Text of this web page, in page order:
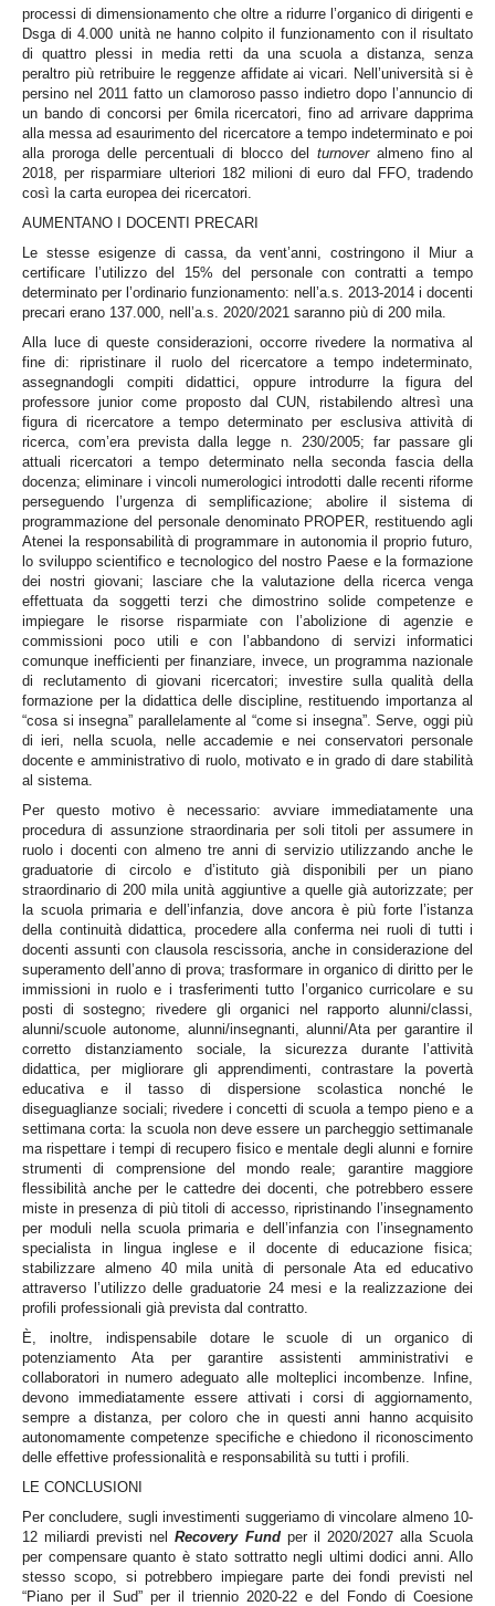
processi di dimensionamento che oltre a ridurre l’organico di dirigenti e
Dsga di 4.000 unità ne hanno colpito il funzionamento con il risultato
di quattro plessi in media retti da una scuola a distanza, senza
peraltro più retribuire le reggenze affidate ai vicari. Nell’università si è
persino nel 2011 fatto un clamoroso passo indietro dopo l’annuncio di
un bando di concorsi per 6mila ricercatori, fino ad arrivare dapprima
alla messa ad esaurimento del ricercatore a tempo indeterminato e poi
alla proroga delle percentuali di blocco del turnoveralmeno fino al
2018, per risparmiare ulteriori 182 milioni di euro dal FFO, tradendo
così la carta europea dei ricercatori.
AUMENTANO I DOCENTI PRECARI
Le stesse esigenze di cassa, da vent’anni, costringono il Miur a
certificare l’utilizzo del 15% del personale con contratti a tempo
determinato per l’ordinario funzionamento: nell’a.s. 2013-2014 i docenti
precari erano 137.000, nell’a.s. 2020/2021 saranno più di 200 mila.
Alla luce di queste considerazioni, occorre rivedere la normativa al
fine di: ripristinare il ruolo del ricercatore a tempo indeterminato,
assegnandogli compiti didattici, oppure introdurre la figura del
professore junior come proposto dal CUN, ristabilendo altresì una
figura di ricercatore a tempo determinato per esclusiva attività di
ricerca, com’era prevista dalla legge n. 230/2005; far passare gli
attuali ricercatori a tempo determinato nella seconda fascia della
docenza; eliminare i vincoli numerologici introdotti dalle recenti riforme
perseguendo l’urgenza di semplificazione; abolire il sistema di
programmazione del personale denominato PROPER, restituendo agli
Atenei la responsabilità di programmare in autonomia il proprio futuro,
lo sviluppo scientifico e tecnologico del nostro Paese e la formazione
dei nostri giovani; lasciare che la valutazione della ricerca venga
effettuata da soggetti terzi che dimostrino solide competenze e
impiegare le risorse risparmiate con l’abolizione di agenzie e
commissioni poco utili e con l’abbandono di servizi informatici
comunque inefficienti per finanziare, invece, un programma nazionale
di reclutamento di giovani ricercatori; investire sulla qualità della
formazione per la didattica delle discipline, restituendo importanza al
“cosa si insegna” parallelamente al “come si insegna”. Serve, oggi più
di ieri, nella scuola, nelle accademie e nei conservatori personale
docente e amministrativo di ruolo, motivato e in grado di dare stabilità
al sistema.
Per questo motivo è necessario: avviare immediatamente una
procedura di assunzione straordinaria per soli titoli per assumere in
ruolo i docenti con almeno tre anni di servizio utilizzando anche le
graduatorie di circolo e d’istituto già disponibili per un piano
straordinario di 200 mila unità aggiuntive a quelle già autorizzate; per
la scuola primaria e dell’infanzia, dove ancora è più forte l’istanza
della continuità didattica, procedere alla conferma nei ruoli di tutti i
docenti assunti con clausola rescissoria, anche in considerazione del
superamento dell’anno di prova; trasformare in organico di diritto per le
immissioni in ruolo e i trasferimenti tutto l’organico curricolare e su
posti di sostegno; rivedere gli organici nel rapporto alunni/classi,
alunni/scuole autonome, alunni/insegnanti, alunni/Ata per garantire il
corretto distanziamento sociale, la sicurezza durante l’attività
didattica, per migliorare gli apprendimenti, contrastare la povertà
educativa e il tasso di dispersione scolastica nonché le
diseguaglianze sociali; rivedere i concetti di scuola a tempo pieno e a
settimana corta: la scuola non deve essere un parcheggio settimanale
ma rispettare i tempi di recupero fisico e mentale degli alunni e fornire
strumenti di comprensione del mondo reale; garantire maggiore
flessibilità anche per le cattedre dei docenti, che potrebbero essere
miste in presenza di più titoli di accesso, ripristinando l’insegnamento
per moduli nella scuola primaria e dell’infanzia con l’insegnamento
specialista in lingua inglese e il docente di educazione fisica;
stabilizzare almeno 40 mila unità di personale Ata ed educativo
attraverso l’utilizzo delle graduatorie 24 mesi e la realizzazione dei
profili professionali già prevista dal contratto.
È, inoltre, indispensabile dotare le scuole di un organico di
potenziamento Ata per garantire assistenti amministrativi e
collaboratori in numero adeguato alle molteplici incombenze. Infine,
devono immediatamente essere attivati i corsi di aggiornamento,
sempre a distanza, per coloro che in questi anni hanno acquisito
autonomamente competenze specifiche e chiedono il riconoscimento
delle effettive professionalità e responsabilità su tutti i profili.
LE CONCLUSIONI
Per concludere, sugli investimenti suggeriamo di vincolare almeno 10-
12 miliardi previsti nelRecovery Fundper il 2020/2027 alla Scuola
per compensare quanto è stato sottratto negli ultimi dodici anni. Allo
stesso scopo, si potrebbero impiegare parte dei fondi previsti nel
“Piano per il Sud” per il triennio 2020-22 e del Fondo di Coesione